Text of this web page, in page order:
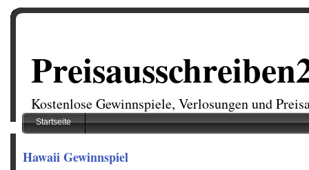
Kostenlose Gewinnspiele, Verlosungen und
Startseite
Hawaii Gewinnspiel